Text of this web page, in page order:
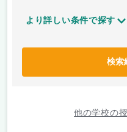
より詳しい条件で探す
検索
他の学校の